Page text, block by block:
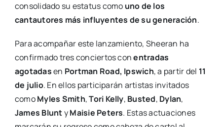
consolidado su estatus como uno de los
cantautores más influyentes de su generación.
Para acompañar este lanzamiento, Sheeran ha
confirmado tres conciertos conentradas
agotadasen Portman Road, Ipswich, a partir del 11
de julio. En ellos participarán artistas invitados
comoMyles Smith,Tori Kelly, Busted, Dylan,
James BluntyMaisie Peters. Estas actuaciones